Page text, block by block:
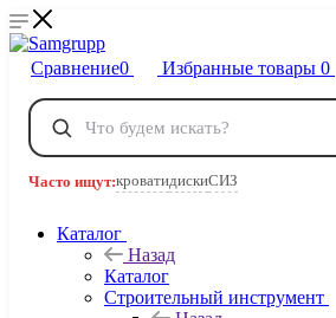
Сравнение0 Избранные товары 0
Телефоны
8 800 222-40-09
Часто ищут:кроватидискиСИЗ
Каталог
Назад
Каталог
Строительный инструмент